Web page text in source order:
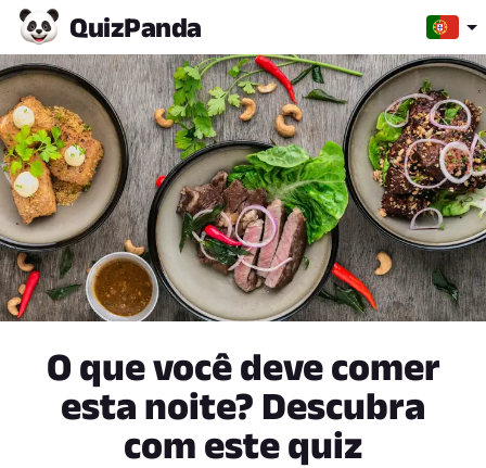
QuizPanda
O que você deve comer
esta noite? Descubra
com este quiz